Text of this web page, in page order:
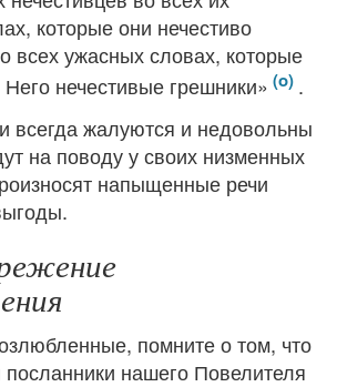
которые они нечестиво
всех ужасных словах, которые
нечестивые грешники»
.
всегда жалуются и недовольны
на поводу у своих низменных
напыщенные речи
помните о том, что
нашего Повелителя